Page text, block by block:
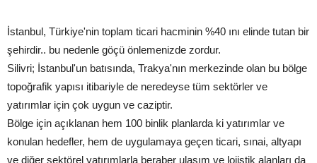
İstanbul, Türkiye'nin toplam ticari hacminin %40 ını elinde tutan bir
şehirdir.. bu nedenle göçü önlemenizde zordur.
Silivri; İstanbul'un batısında, Trakya'nın merkezinde olan bu bölge
topoğrafik yapısı itibariyle de neredeyse tüm sektörler ve
yatırımlar için çok uygun ve caziptir.
Bölge için açıklanan hem 100 binlik planlarda ki yatırımlar ve
konulan hedefler, hem de uygulamaya geçen ticari, sınai, altyapı
ve diğer sektörel yatırımlarla beraber ulaşım ve lojistik alanları da